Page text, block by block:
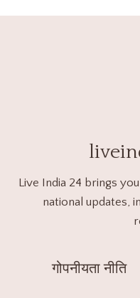
Live India 24 brings
national updates,
गोपनीयता नीति